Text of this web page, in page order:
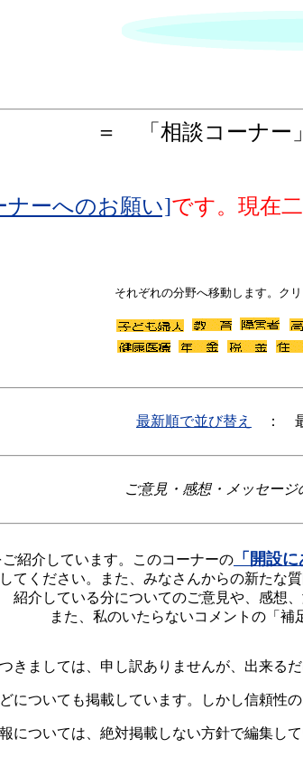
＝ 「相談コー
ナーへのお願い]です。現在
それぞれの分野へ移動します。クリ
最新順で並び替え ： 最
ご意見・感想・メッセージ
紹介しています。このコーナーの 「開設
してください。また、みなさんからの新たな
紹介している分についてのご意見や、感想
また、私のいたらないコメントの「補
きましては、申し訳ありませんが、出来る
についても掲載しています。しかし信頼性
については、絶対掲載しない方針で編集し